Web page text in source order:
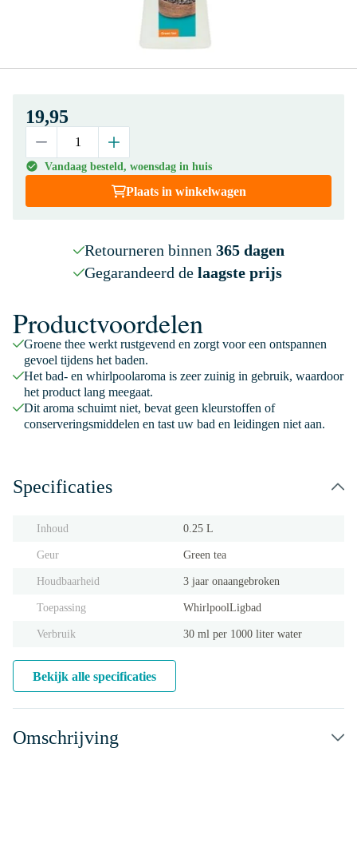
19,95
Vandaag besteld, woensdag in huis
Plaats in winkelwagen
Retourneren binnen 365 dagen
Gegarandeerd de laagste prijs
Productvoordelen
Groene thee werkt rustgevend en zorgt voor een ontspannen
gevoel tijdens het baden.
Het bad- en whirlpoolaroma is zeer zuinig in gebruik, waardoor
het product lang meegaat.
Dit aroma schuimt niet, bevat geen kleurstoffen of
conserveringsmiddelen en tast uw bad en leidingen niet aan.
Specificaties
Inhoud 0.25 L
Geur Green tea
Houdbaarheid 3 jaar onaangebroken
Toepassing WhirlpoolLigbad
Verbruik 30 ml per 1000 liter water
Bekijk alle specificaties
Omschrijving